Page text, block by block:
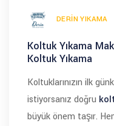
DERIN YIKAMA
Koltuk Yıkama
Koltuk Yıkama
Koltuklarınızın ilk
istiyorsanız doğru
büyük önem taşır.